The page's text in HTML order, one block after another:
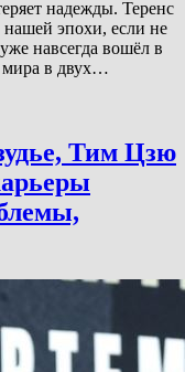
надежды. Теренс
эпохи, если не
навсегда вошёл в
в двух…
Тим Цзю